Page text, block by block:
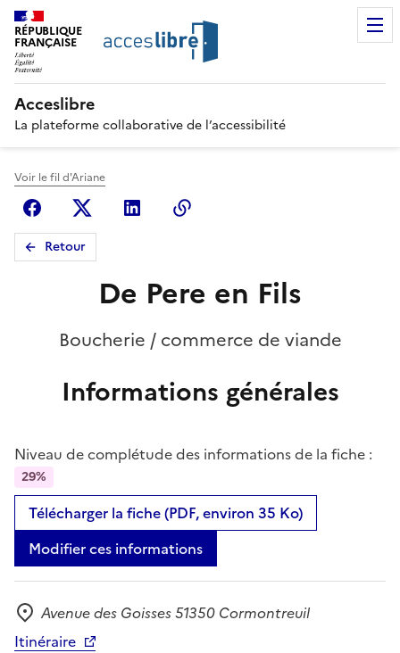
RÉPUBLIQUE
FRANÇAISE
Acceslibre
La plateforme collaborative de l’accessibilité
Voir le fil d'Ariane
FacebookX (anciennement Twitter)
Linkedin
Retour
De Pere en Fils
Boucherie / commerce de viande
Informations générales
Niveau de complétude des informations de la fiche :
29%
Télécharger la fiche (PDF, environ 35 Ko)
Modifier ces informations
Adresse
Avenue des Goisses 51350 Cormontreuil
Itinéraire